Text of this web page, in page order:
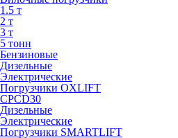
1.5 т
2 т
3 т
5 тонн
Бензиновые
Дизельные
Электрические
Погрузчики OXLIFT
CPCD30
Дизельные
Электрические
Погрузчики SMARTLIFT